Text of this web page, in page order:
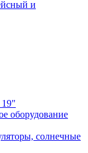
и
оборудование
солнечные